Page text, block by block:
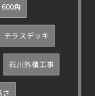
600角
テラスデッキ
石川外構工事
さ